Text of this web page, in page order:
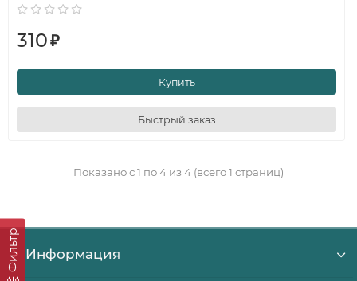
Фильтр
310₽
Купить
Быстрый заказ
Показано с 1 по 4 из 4 (всего 1 страниц)
Информация